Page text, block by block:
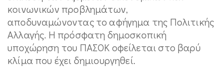
κοινωνικών προβλημάτων,
αποδυναμώνοντας το αφήγημα της Πολιτικής
Αλλαγής. Η πρόσφατη δημοσκοπική
υποχώρηση του ΠΑΣΟΚ οφείλεται στο βαρύ
κλίμα που έχει δημιουργηθεί.